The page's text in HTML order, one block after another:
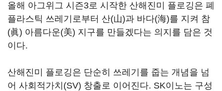
올해 아그위그 시즌3로 시작한 산해진미 플로깅은 폐
플라스틱 쓰레기로부터 산(山)과 바다(海)를 지켜 참
(眞) 아름다운(美) 지구를 만들겠다는 의지를 담은 것
이다.
산해진미 플로깅은 단순히 쓰레기를 줍는 개념을 넘
어 사회적가치(SV) 창출로 이어진다. SK이노는 구성